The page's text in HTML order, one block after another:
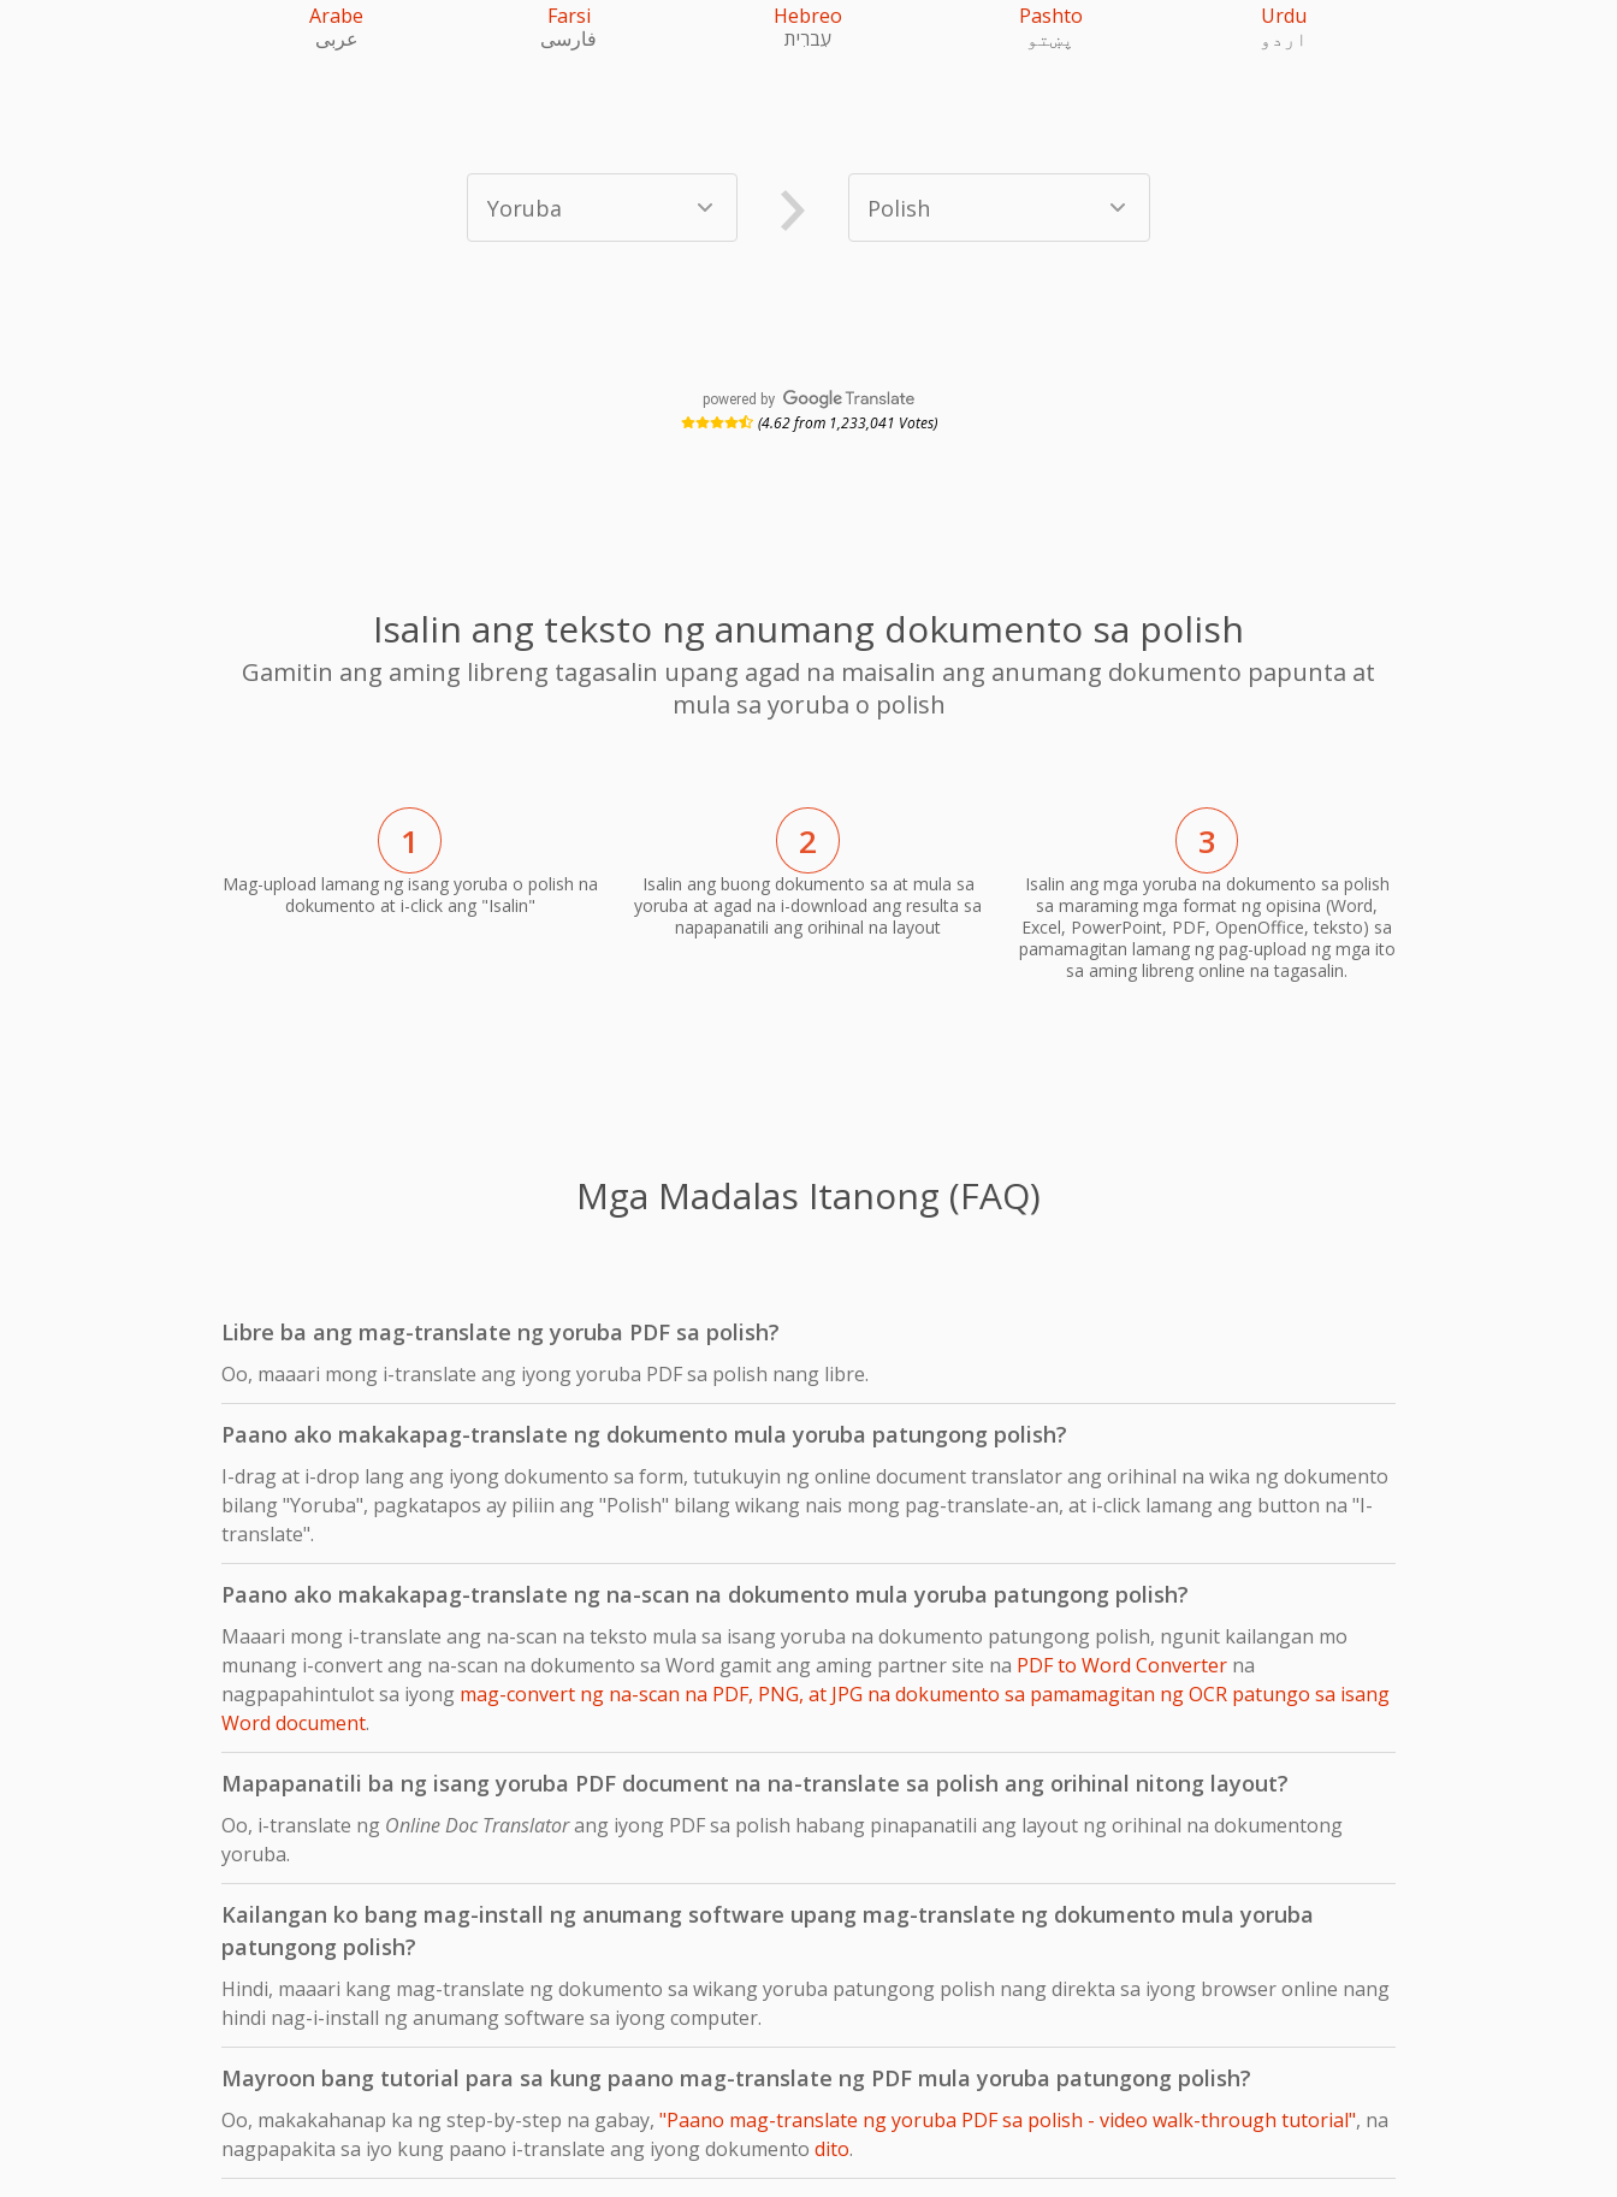
Arabe
عربى
Farsi
فارسی
Hebreo
עִברִית
Pashto
پښتو
Urdu
اردو
powered by
(4.62 from 1,233,041 Votes)
Isalin ang teksto ng anumang dokumento sa polish
Gamitin ang aming libreng tagasalin upang agad na maisalin ang anumang dokumento papunta at
mula sa yoruba o polish
1
Mag-upload lamang ng isang yoruba o polish na
dokumento at i-click ang "Isalin"
2
Isalin ang buong dokumento sa at mula sa
yoruba at agad na i-download ang resulta sa
napapanatili ang orihinal na layout
3
Isalin ang mga yoruba na dokumento sa polish
sa maraming mga format ng opisina (Word,
Excel, PowerPoint, PDF, OpenOffice, teksto) sa
pamamagitan lamang ng pag-upload ng mga ito
sa aming libreng online na tagasalin.
Mga Madalas Itanong (FAQ)
Libre ba ang mag-translate ng yoruba PDF sa polish?
Oo, maaari mong i-translate ang iyong yoruba PDF sa polish nang libre.
Paano ako makakapag-translate ng dokumento mula yoruba patungong polish?
I-drag at i-drop lang ang iyong dokumento sa form, tutukuyin ng online document translator ang orihinal na wika ng dokumento
bilang "Yoruba", pagkatapos ay piliin ang "Polish" bilang wikang nais mong pag-translate-an, at i-click lamang ang button na "I-
translate".
Paano ako makakapag-translate ng na-scan na dokumento mula yoruba patungong polish?
Maaari mong i-translate ang na-scan na teksto mula sa isang yoruba na dokumento patungong polish, ngunit kailangan mo
munang i-convert ang na-scan na dokumento sa Word gamit ang aming partner site na PDF to Word Converter na
nagpapahintulot sa iyong mag-convert ng na-scan na PDF, PNG, at JPG na dokumento sa pamamagitan ng OCR patungo sa isang
Word document.
Mapapanatili ba ng isang yoruba PDF document na na-translate sa polish ang orihinal nitong layout?
Oo, i-translate ng Online Doc Translatorang iyong PDF sa polish habang pinapanatili ang layout ng orihinal na dokumentong
yoruba.
Kailangan ko bang mag-install ng anumang software upang mag-translate ng dokumento mula yoruba
patungong polish?
Hindi, maaari kang mag-translate ng dokumento sa wikang yoruba patungong polish nang direkta sa iyong browser online nang
hindi nag-i-install ng anumang software sa iyong computer.
Mayroon bang tutorial para sa kung paano mag-translate ng PDF mula yoruba patungong polish?
Oo, makakahanap ka ng step-by-step na gabay, "Paano mag-translate ng yoruba PDF sa polish - video walk-through tutorial", na
nagpapakita sa iyo kung paano i-translate ang iyong dokumento dito.